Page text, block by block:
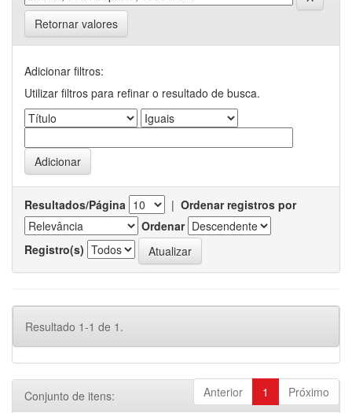
Retornar valores
Adicionar filtros:
Utilizar filtros para refinar o resultado de busca.
Resultados/Página | Ordenar registros por
Ordenar
Registro(s)
Resultado 1-1 de 1.
Anterior 1 Próximo
Conjunto de itens: